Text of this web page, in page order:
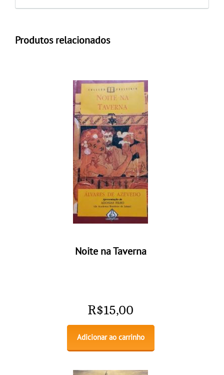
Produtos relacionados
Noite na Taverna
R$15,00
Adicionar ao carrinho